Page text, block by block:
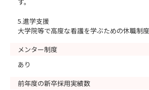
5.進学支援
大学院等で高度な看護を学ぶための休職制度
メンター制度
あり
前年度の新卒採用実績数